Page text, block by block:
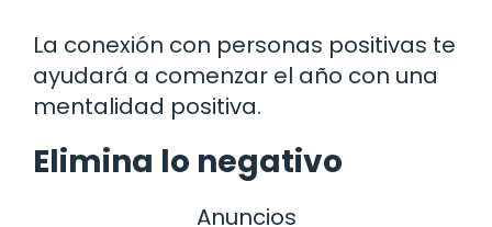
La conexión con personas positivas te
ayudará a comenzar el año con una
mentalidad positiva.
Elimina lo negativo
Anuncios